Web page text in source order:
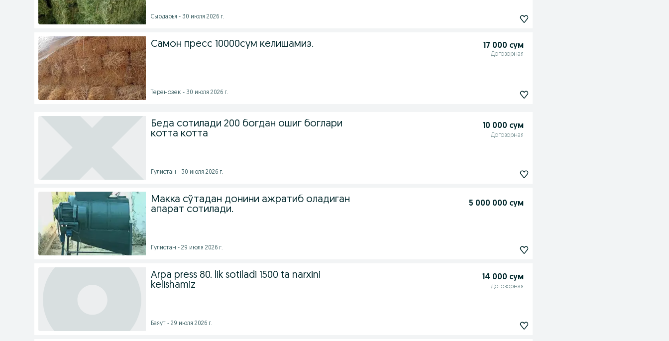
Cырдарья - 30 июля 2026 г.
Самон пресс 10000сум келишамиз. 17 000 сум
Договорная
Теренозек - 30 июля 2026 г.
Беда сотилади 200 богдан ошиг боглари
котта котта
10 000 сум
Договорная
Гулистан - 30 июля 2026 г.
Макка сўтадан донини ажратиб оладиган
апарат сотилади.
5 000 000 сум
Гулистан - 29 июля 2026 г.
Arpa press 80. lik sotiladi 1500 ta narxini
kelishamiz
14 000 сум
Договорная
Баяут - 29 июля 2026 г.